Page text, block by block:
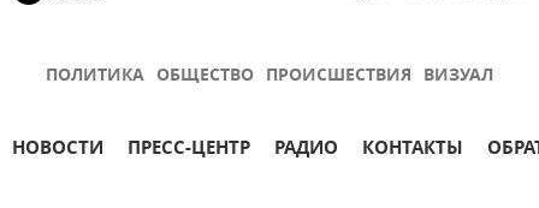
ПОЛИТИКА ОБЩЕСТВО ПРОИСШЕСТВИЯ ВИЗУАЛ
НОВОСТИ ПРЕСС-ЦЕНТР РАДИО КОНТАКТЫ